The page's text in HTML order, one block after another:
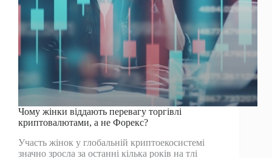
Чому жінки віддають перевагу торгівлі
криптовалютами, а не Форекс?
Участь жінок у глобальній криптоекосистемі
значно зросла за останні кілька років на тлі